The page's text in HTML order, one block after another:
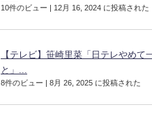
10件のビュー | 12月 16, 2024 に投稿された
【テレビ】笹崎里菜「日テレやめて
と」...
8件のビュー | 8月 26, 2025 に投稿された